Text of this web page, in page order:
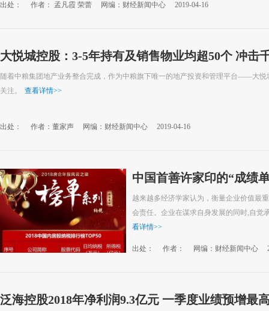
出处： 作者： 孟凡霞 荣蕾 网编：财经新闻中心 2019-04-16
大悦城控股：3-5年持有及销售物业均超50个 冲击
随着中粮集团地产业务整合完成，作为中粮旗下唯一的地产投资和管理平台——大悦
关注。
查看详情>>
出处： 作者：董家声 网编：财经新闻中心 2019-04-16
中国首善许家印的“成绩
亿夺双冠
越来越多经济学家认为，衡量企业价值最
会责任。企业在谋求自身发展的同时,自觉
看详情>>
出处： 作者： 网编：财经新闻中心
泛海控股2018年净利润9.3亿元 一季度业绩预增最